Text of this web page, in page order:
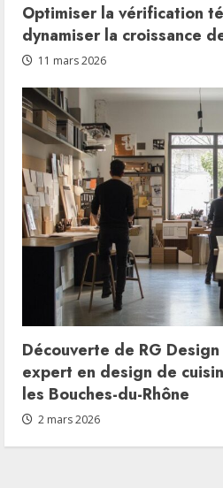
Optimiser la vérification
dynamiser la croissance
11 mars 2026
Découverte de RG
expert en design de
les Bouches-du-Rhône
2 mars 2026